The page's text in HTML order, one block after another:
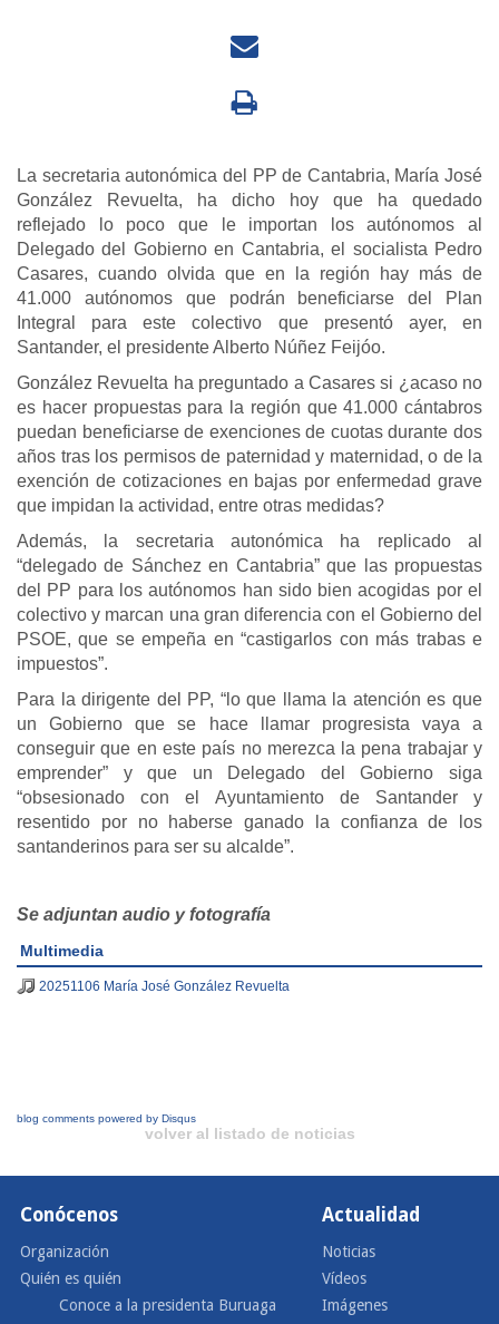
La secretaria autonómica del PP de Cantabria, María José
González Revuelta, ha dicho hoy que ha quedado
reflejado lo poco que le importan los autónomos al
Delegado del Gobierno en Cantabria, el socialista Pedro
Casares, cuando olvida que en la región hay más de
41.000 autónomos que podrán beneficiarse del Plan
Integral para este colectivo que presentó ayer, en
Santander, el presidente Alberto Núñez Feijóo.
González Revuelta ha preguntado a Casares si ¿acaso no
es hacer propuestas para la región que 41.000 cántabros
puedan beneficiarse de exenciones de cuotas durante dos
años tras los permisos de paternidad y maternidad, o de la
exención de cotizaciones en bajas por enfermedad grave
que impidan la actividad, entre otras medidas?
Además, la secretaria autonómica ha replicado al
“delegado de Sánchez en Cantabria” que las propuestas
del PP para los autónomos han sido bien acogidas por el
colectivo y marcan una gran diferencia con el Gobierno del
PSOE, que se empeña en “castigarlos con más trabas e
impuestos”.
Para la dirigente del PP, “lo que llama la atención es que
un Gobierno que se hace llamar progresista vaya a
conseguir que en este país no merezca la pena trabajar y
emprender” y que un Delegado del Gobierno siga
“obsesionado con el Ayuntamiento de Santander y
resentido por no haberse ganado la confianza de los
santanderinos para ser su alcalde”.
Se adjuntan audio y fotografía
Multimedia
20251106 María José González Revuelta
blog comments powered by Disqus
volver al listado de noticias
Conócenos
Organización
Quién es quién
Conoce a la presidenta Buruaga
Actualidad
Noticias
Vídeos
Imágenes